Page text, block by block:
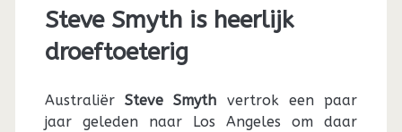
Steve Smyth is heerlijk
droeftoeterig
AustraliërSteve Smyth vertrok een paar
jaar geleden naar Los Angeles om daar